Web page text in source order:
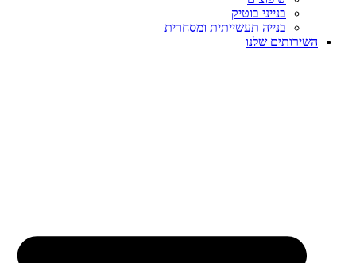
בנייני בוטיק
בנייה תעשייתית ומסחרית
השירותים שלנו